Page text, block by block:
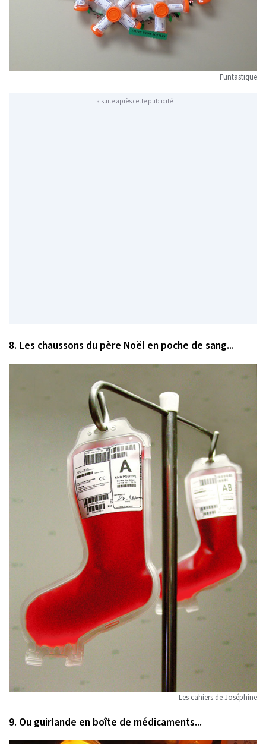
Funtastique
La suite après cette publicité
8. Les chaussons du père Noël en poche de sang...
Les cahiers de Joséphine
9. Ou guirlande en boîte de médicaments...